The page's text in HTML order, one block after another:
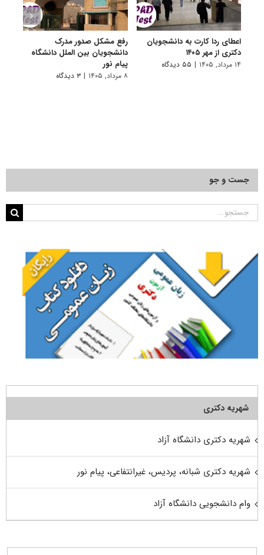
اعطای ردا کارت به دانشجویان
دکتری از مهر ۱۴۰۵
۱۴ مرداد, ۱۴۰۵ | ۵۵ دیدگاه
رفع مشکل صدور مدرک
دانشجویان بین الملل دانشگاه
پیام نور
۸ مرداد, ۱۴۰۵ | ۳ دیدگاه
جست و جو
جستجو
شهریه دکتری
شهریه دکتری دانشگاه آزاد
شهریه دکتری شبانه، پردیس، غیرانتفاعی، پیام نور
وام دانشجویی دانشگاه آزاد